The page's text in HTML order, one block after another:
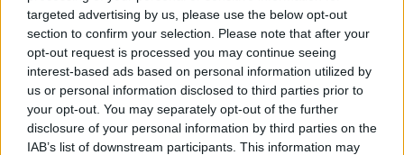
targeted advertising by us, please use the below opt-out
section to confirm your selection. Please note that after your
opt-out request is processed you may continue seeing
interest-based ads based on personal information utilized by
us or personal information disclosed to third parties prior to
your opt-out. You may separately opt-out of the further
disclosure of your personal information by third parties on the
IAB’s list of downstream participants. This information may
βρέφος της - Αίτημα για
ψυχιατρική εξέταση
13/09/2019 - 17:36